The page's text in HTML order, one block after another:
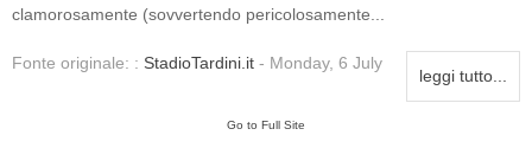
clamorosamente (sovvertendo pericolosamente...
leggi tutto...
Fonte originale: : StadioTardini.it - Monday, 6 July
Go to Full Site